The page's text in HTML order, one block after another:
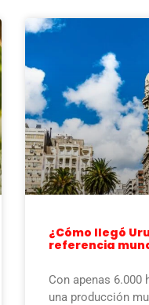
¿Cómo llegó
referencia
Con apenas 6.000
una producción